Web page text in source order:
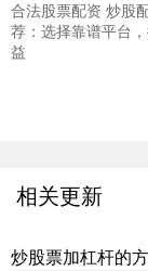
合法股票配资 炒股
荐：选择靠谱平台
益
相关更新
炒股票加杠杆的